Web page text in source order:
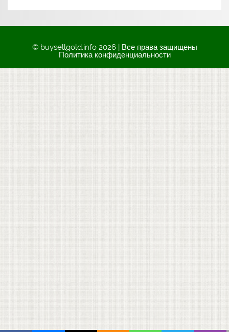
© buysellgold.info 2026 | Все права защищены
Политика конфиденциальности